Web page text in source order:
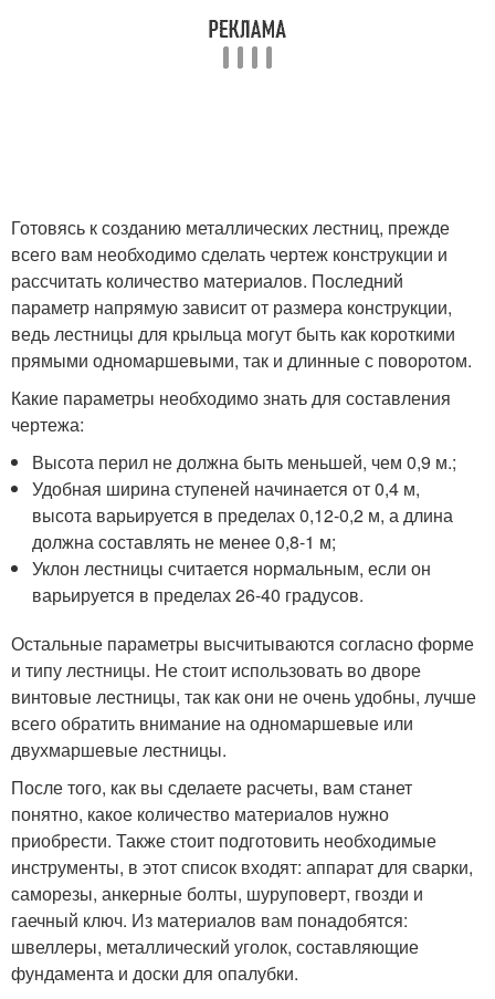
Готовясь к созданию металлических лестниц, прежде
всего вам необходимо сделать чертеж конструкции и
рассчитать количество материалов. Последний
параметр напрямую зависит от размера конструкции,
ведь лестницы для крыльца могут быть как короткими
прямыми одномаршевыми, так и длинные с поворотом.
Какие параметры необходимо знать для составления
чертежа:
Высота перил не должна быть меньшей, чем 0,9 м.;
Удобная ширина ступеней начинается от 0,4 м,
высота варьируется в пределах 0,12-0,2 м, а длина
должна составлять не менее 0,8-1 м;
Уклон лестницы считается нормальным, если он
варьируется в пределах 26-40 градусов.
Остальные параметры высчитываются согласно форме
и типу лестницы. Не стоит использовать во дворе
винтовые лестницы, так как они не очень удобны, лучше
всего обратить внимание на одномаршевые или
двухмаршевые лестницы.
После того, как вы сделаете расчеты, вам станет
понятно, какое количество материалов нужно
приобрести. Также стоит подготовить необходимые
инструменты, в этот список входят: аппарат для сварки,
саморезы, анкерные болты, шуруповерт, гвозди и
гаечный ключ. Из материалов вам понадобятся:
швеллеры, металлический уголок, составляющие
фундамента и доски для опалубки.